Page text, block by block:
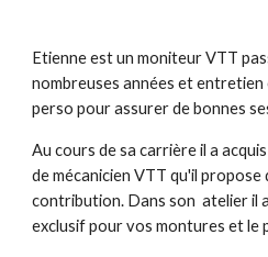
Etienne est un moniteur VTT
nombreuses années et
perso pour assurer de bonnes
Au cours de sa carrière il a
de mécanicien VTT qu'il
contribution. Dans son  atelier il
exclusif pour vos montures et le